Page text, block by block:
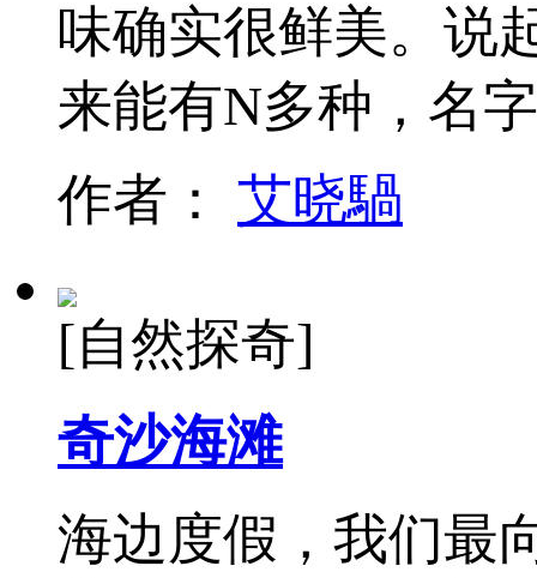
味确实很鲜美。说
来能有N多种，名
作者： 艾晓騧
[自然探奇]
奇沙海滩
海边度假，我们最